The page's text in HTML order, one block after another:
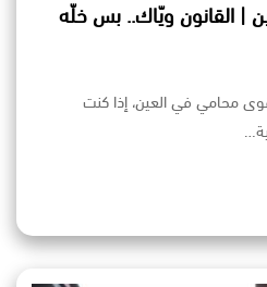
| القانون ويّاك.. بس خلّه
محامي في العين، إذا كنت